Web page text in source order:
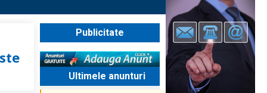
Publicitate
Ultimele anunturi